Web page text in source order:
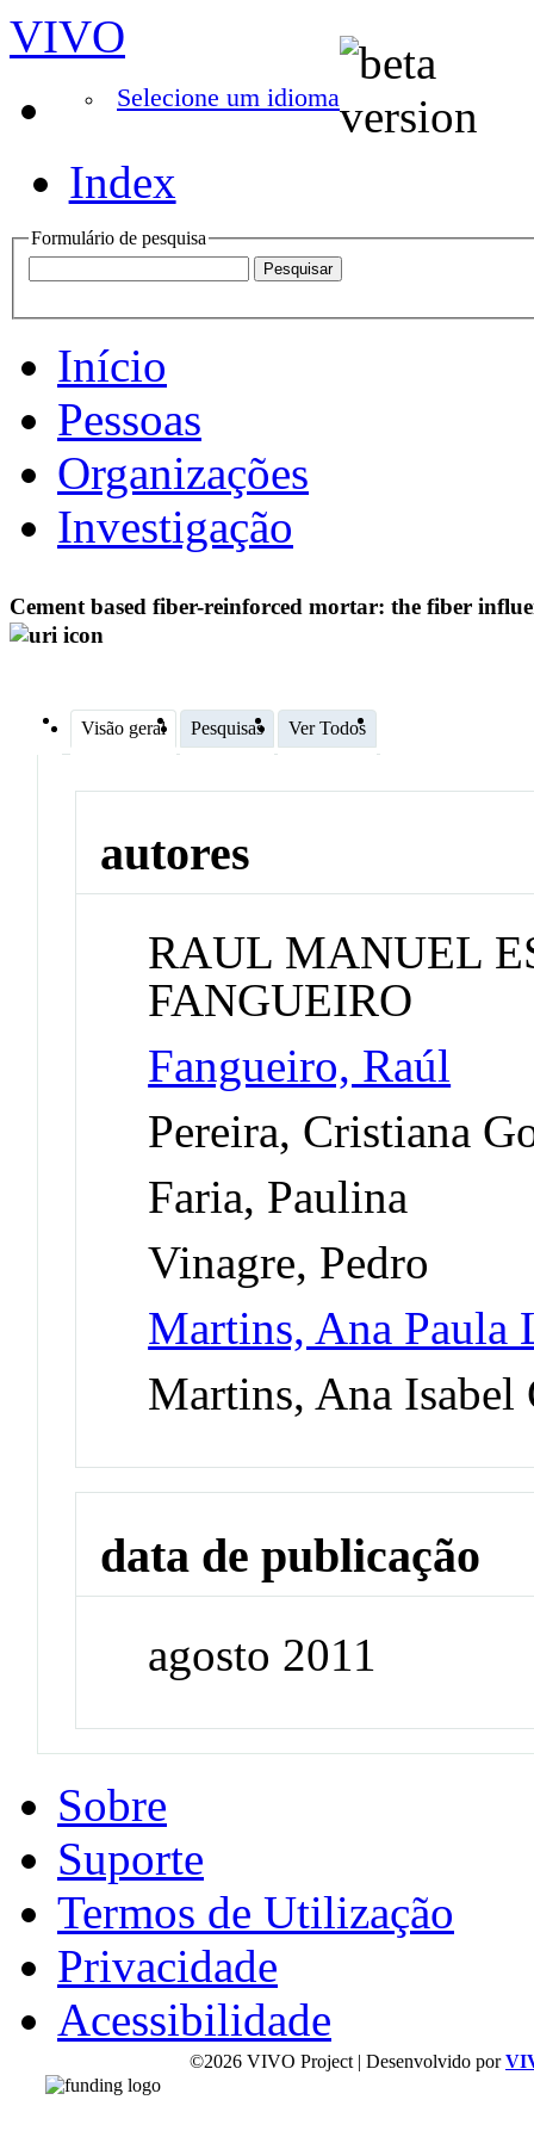
VIVO
Selecione um idioma
Index
Formulário de pesquisa
Início
Pessoas
Organizações
Investigação
Cement based fiber-reinforced mortar: the fiber
Visão geral Pesquisas Ver Todos
autores
RAUL MANUEL
FANGUEIRO
Fangueiro, Raúl
Pereira, Cristiana
Faria, Paulina
Vinagre, Pedro
Martins, Ana Paula
Martins, Ana Isabel
data de publicação
agosto 2011
Sobre
Suporte
Termos de Utilização
Privacidade
Acessibilidade
©2026 VIVO Project | Desenvolvido por